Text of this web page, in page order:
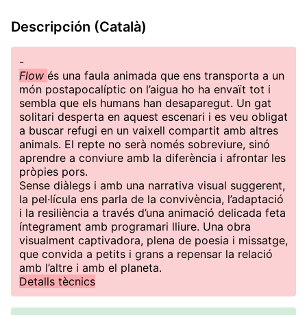
Descripción (Català)
-
Flow és una faula animada que ens transporta a un
món postapocalíptic on l’aigua ho ha envaït tot i
sembla que els humans han desaparegut. Un gat
solitari desperta en aquest escenari i es veu obligat
a buscar refugi en un vaixell compartit amb altres
animals. El repte no serà només sobreviure, sinó
aprendre a conviure amb la diferència i afrontar les
pròpies pors.
Sense diàlegs i amb una narrativa visual suggerent,
la pel·lícula ens parla de la convivència, l’adaptació
i la resiliència a través d’una animació delicada feta
íntegrament amb programari lliure. Una obra
visualment captivadora, plena de poesia i missatge,
que convida a petits i grans a repensar la relació
amb l’altre i amb el planeta.
Detalls tècnics